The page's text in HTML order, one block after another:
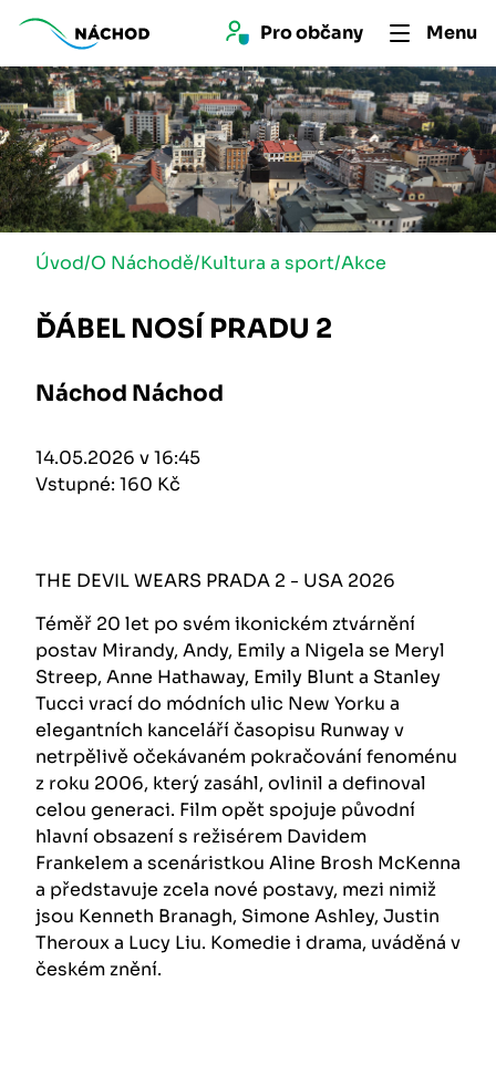
Pro občany Menu
Úvod/O Náchodě/Kultura a sport/Akce
ĎÁBEL NOSÍ PRADU 2
Náchod Náchod
14.05.2026 v 16:45
Vstupné: 160 Kč
THE DEVIL WEARS PRADA 2 - USA 2026
Téměř 20 let po svém ikonickém ztvárnění
postav Mirandy, Andy, Emily a Nigela se Meryl
Streep, Anne Hathaway, Emily Blunt a Stanley
Tucci vrací do módních ulic New Yorku a
elegantních kanceláří časopisu Runway v
netrpělivě očekávaném pokračování fenoménu
z roku 2006, který zasáhl, ovlinil a definoval
celou generaci. Film opět spojuje původní
hlavní obsazení s režisérem Davidem
Frankelem a scenáristkou Aline Brosh McKenna
a představuje zcela nové postavy, mezi nimiž
jsou Kenneth Branagh, Simone Ashley, Justin
Theroux a Lucy Liu. Komedie i drama, uváděná v
českém znění.